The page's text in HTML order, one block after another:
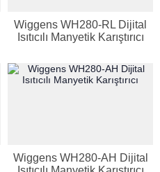
Wiggens WH280-RL Dijital
Isıtıcılı Manyetik Karıştırıcı
Wiggens WH280-AH Dijital